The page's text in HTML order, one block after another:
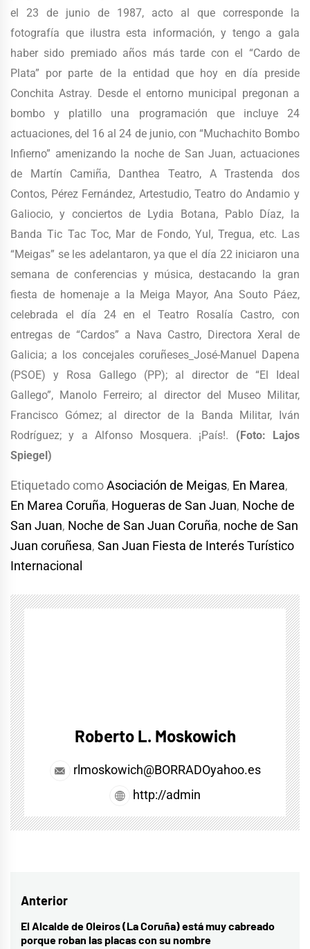
el 23 de junio de 1987, acto al que corresponde la
fotografía que ilustra esta información, y tengo a gala
haber sido premiado años más tarde con el “Cardo de
Plata” por parte de la entidad que hoy en día preside
Conchita Astray. Desde el entorno municipal pregonan a
bombo y platillo una programación que incluye 24
actuaciones, del 16 al 24 de junio, con “Muchachito Bombo
Infierno” amenizando la noche de San Juan, actuaciones
de Martín Camiña, Danthea Teatro, A Trastenda dos
Contos, Pérez Fernández, Artestudio, Teatro do Andamio y
Galiocio, y conciertos de Lydia Botana, Pablo Díaz, la
Banda Tic Tac Toc, Mar de Fondo, Yul, Tregua, etc. Las
“Meigas” se les adelantaron, ya que el día 22 iniciaron una
semana de conferencias y música, destacando la gran
fiesta de homenaje a la Meiga Mayor, Ana Souto Páez,
celebrada el día 24 en el Teatro Rosalía Castro, con
entregas de “Cardos” a Nava Castro, Directora Xeral de
Galicia; a los concejales coruñeses José-Manuel Dapena
(PSOE) y Rosa Gallego (PP); al director de “El Ideal
Gallego”, Manolo Ferreiro; al director del Museo Militar,
Francisco Gómez; al director de la Banda Militar, Iván
Rodríguez; y a Alfonso Mosquera. ¡País!. (Foto: Lajos
Spiegel)
Etiquetado comoAsociación de Meigas, En Marea,
En Marea Coruña, Hogueras de San Juan, Noche de
San Juan, Noche de San Juan Coruña, noche de San
Juan coruñesa, San Juan Fiesta de Interés Turístico
Internacional
Roberto L. Moskowich
rlmoskowich@BORRADOyahoo.es
http://admin
Navegación
de
Anterior
Entrada
El Alcalde de Oleiros (La Coruña) está muy cabreado
porque roban las placas con su nombre